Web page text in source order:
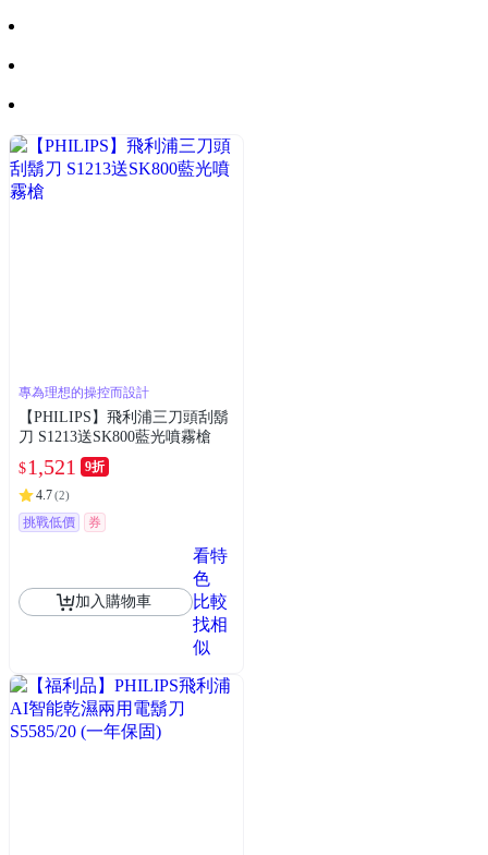
專為理想的操控而設計
【PHILIPS】飛利浦三刀頭刮鬍
刀 S1213送SK800藍光噴霧槍
$1,521
9折
4.7(2)
挑戰低價 券
加入購物車
看特
色
比較
找相
似